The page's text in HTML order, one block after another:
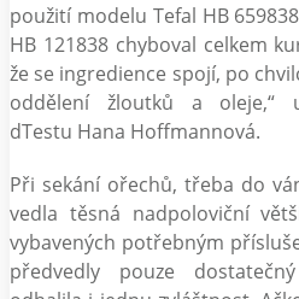
použití modelu Tefal HB
HB 121838 chyboval celkem
že se ingredience spojí, po
oddělení žloutků a oleje,“
dTestu Hana Hoffmannová.
Při sekání ořechů, třeba do
vedla těsná nadpoloviční
vybavených potřebným
předvedly pouze